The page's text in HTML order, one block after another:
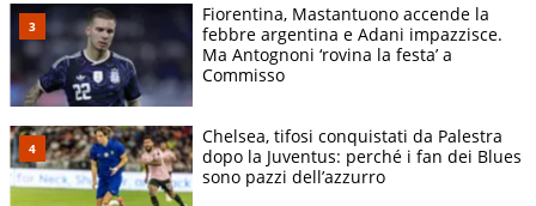
Fiorentina, Mastantuono accende la
febbre argentina e Adani impazzisce.
Ma Antognoni ‘rovina la festa’ a
Commisso
Chelsea, tifosi conquistati da Palestra
dopo la Juventus: perché i fan dei Blues
sono pazzi dell’azzurro